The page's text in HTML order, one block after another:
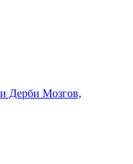
Дерби Мозгов,